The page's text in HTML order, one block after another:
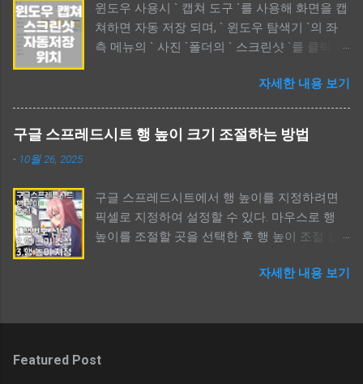
문과 영어를 함께 비교해 보면 된다. 귀문과 혼
문 뜻 어떤 영(靈)들이 드나드는 문 The Meaning
Of Ghost Gate Or Soul Gate / 귀문과 혼문 뜻 어
있다면 ` 귀문, 혼문 `이란 단어를 한번쯤 봤을
것이다. 보이지 않는 모든 영들은 현실세계를 드
나들 때 그들만의 문(door)를 사용한다. 영화나
기 위한 어떤 문이 존재하는데, 이것을 무속에서
` 귀문 혹은 혼문 `이라 칭하는 듯 하다. 여기서
는 ` 차원 `이라 언급했지만, 무속에선 ` 사후세
계 `로 이해할 수 있다. `귀문과 혼문`은 어쨌든 `
해 한자와 영어 단어를 같이 살펴볼 필요가 있
Hunters ` 귀문과 혼문 `이란 단어를 사람들이
윈도우 사용시 ` 캡쳐 도구 `를 사용해 화면을 캡
쳐하면 자동 저장 되며, ` 윈도우 탐색기 `의 좌
측 메뉴의 ` 사진 `폴더의 ` 스크린샷 `를 클릭하
수 있다. 폴더 위치를 확인했다면 필요없는 파일
들은 삭제하도록 하자. 사용할 수 있는 드라이브
용량을 늘릴 수 있다. 윈도우 캡쳐 이미지 자동
저장 위치 찾기 윈도우 캡쳐 이미지 자동 저장
는 여러가지 캡쳐 도구를 제공하며, 보통 단축키
`Shift+윈도우키+S`키를 활용한 캡쳐를 이용할
것이다. 하지만, 캡쳐를 한 후 보통 이미지가 저
캡쳐 후 자동 저장 `한다. 먼저, 자신이 최소 1번
한 이미지들이 저장되어 있을 것이고, 사용하지
자세한 내용 보기
구글 스프레드시트 행 높이 크기 조절하는 방법
- 10월 26, 2025
구글 스프레드시트에서 행 높이를 지정하려면
픽셀로 지정하여 설정할 수 있다. 마우스로 행
높이를 조절할 곳을 선택한 후 행 높이 조절 을
기본값은 픽셀이다. 단어가 다를 뿐이지만, 엑셀
로 제공하는 엑셀과 비슷한 프로그램이다. 웹,
자세한 내용 보기
Featured Post